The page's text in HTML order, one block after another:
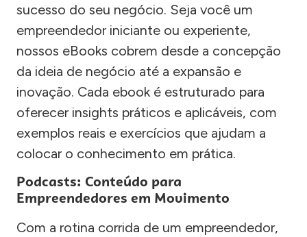
sucesso do seu negócio. Seja você um
empreendedor iniciante ou experiente,
nossos eBooks cobrem desde a concepção
da ideia de negócio até a expansão e
inovação. Cada ebook é estruturado para
oferecer insights práticos e aplicáveis, com
exemplos reais e exercícios que ajudam a
colocar o conhecimento em prática.
Podcasts: Conteúdo para
Empreendedores em Movimento
Com a rotina corrida de um empreendedor,